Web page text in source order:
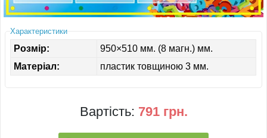
Характеристики
Розмір:
950×510 мм. (8 магн.) мм.
Матеріал:
пластик товщиною 3 мм.
Вартість: 791 грн.